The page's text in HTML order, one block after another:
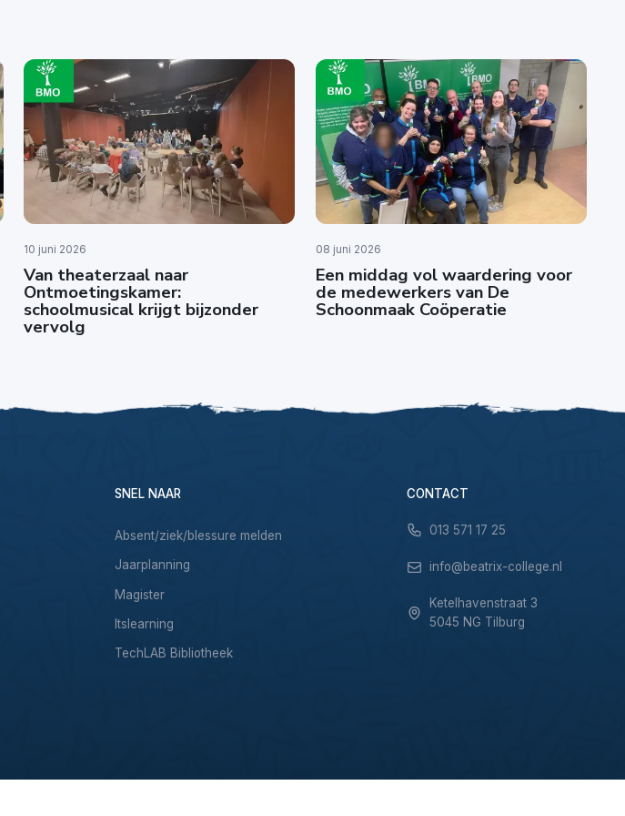
10 juni 2026
Van theaterzaal naar
Ontmoetingskamer:
schoolmusical krijgt bijzonder
vervolg
08 juni 2026
Een middag vol waardering voor
de medewerkers van De
Schoonmaak Coöperatie
SNEL NAAR
Absent/ziek/blessure melden
Jaarplanning
Magister
Itslearning
TechLAB Bibliotheek
CONTACT
013 571 17 25
info@beatrix-college.nl
Ketelhavenstraat 3
5045 NG Tilburg